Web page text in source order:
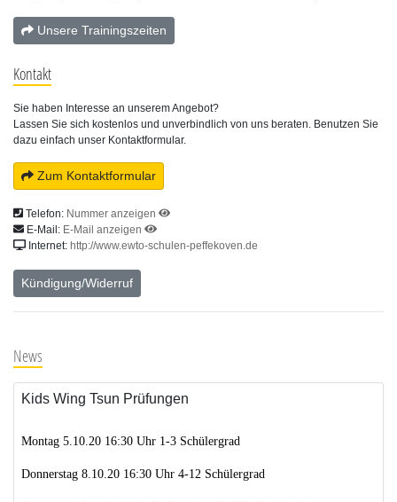
Unsere Trainingszeiten
Kontakt
Sie haben Interesse an unserem Angebot?
Lassen Sie sich kostenlos und unverbindlich von uns beraten. Benutzen Sie
dazu einfach unser Kontaktformular.
Zum Kontaktformular
Telefon: Nummer anzeigen
E-Mail: E-Mail anzeigen
Internet: http://www.ewto-schulen-peffekoven.de
Kündigung/Widerruf
News
Kids Wing Tsun Prüfungen
Montag 5.10.20 16:30 Uhr 1-3 Schülergrad
Donnerstag 8.10.20 16:30 Uhr 4-12 Schülergrad